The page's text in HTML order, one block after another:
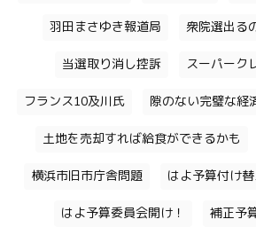
羽田まさゆき報道局 衆院選出る
当選取り消し控訴 スーパーク
フランス10及川氏 隙のない完璧な経
土地を売却すれば給食ができるかも
横浜市旧市庁舎問題 はよ予算付け
はよ予算委員会開け！ 補正予